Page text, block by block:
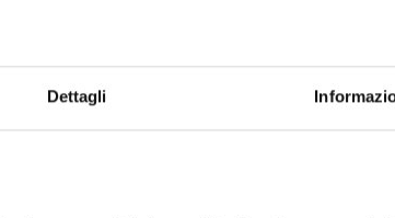
Dettaglilavoratori, studenti,